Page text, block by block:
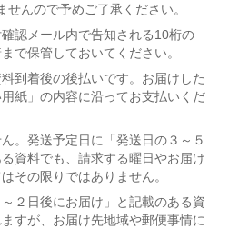
んので予めご了承ください。
認メール内で告知される10桁の
で保管しておいてください。
到着後の後払いです。お届けした
紙」の内容に沿ってお支払いくだ
。発送予定日に「発送日の３～５
資料でも、請求する曜日やお届け
その限りではありません。
２日後にお届け」と記載のある資
すが、お届け先地域や郵便事情に